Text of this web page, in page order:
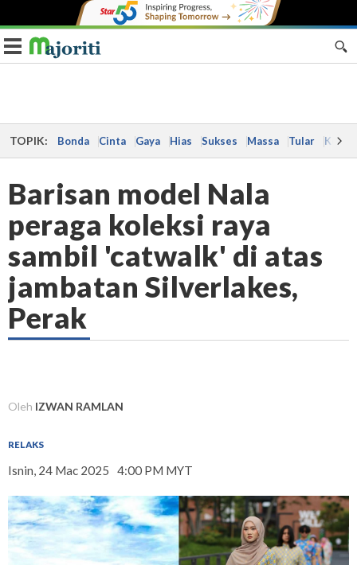
Toggle navigation
TOPIK: Bonda Cinta Gaya Hias Sukses Massa Tular Kes
Barisan model Nala
peraga koleksi raya
sambil 'catwalk' di atas
jambatan Silverlakes,
Perak
Oleh IZWAN RAMLAN
RELAKS
Isnin, 24 Mac 2025 4:00 PM MYT